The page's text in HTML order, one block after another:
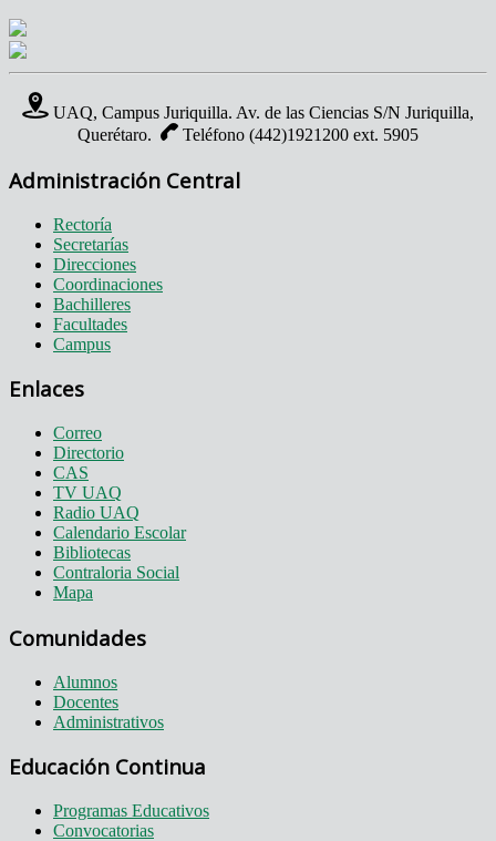
UAQ, Campus Juriquilla. Av. de las Ciencias S/N Juriquilla,
Querétaro.
Teléfono (442)1921200 ext. 5905
Administración Central
Rectoría
Secretarías
Direcciones
Coordinaciones
Bachilleres
Facultades
Campus
Enlaces
Correo
Directorio
CAS
TV UAQ
Radio UAQ
Calendario Escolar
Bibliotecas
Contraloria Social
Mapa
Comunidades
Alumnos
Docentes
Administrativos
Educación Continua
Programas Educativos
Convocatorias